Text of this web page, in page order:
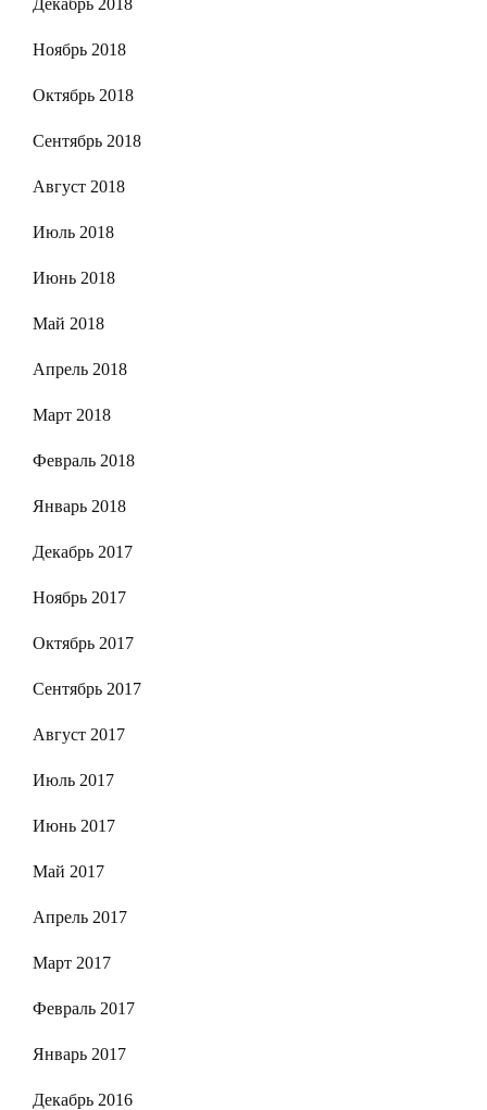
Ноябрь 2018
Октябрь 2018
Сентябрь 2018
Август 2018
Июль 2018
Июнь 2018
Май 2018
Апрель 2018
Март 2018
Февраль 2018
Январь 2018
Декабрь 2017
Ноябрь 2017
Октябрь 2017
Сентябрь 2017
Август 2017
Июль 2017
Июнь 2017
Май 2017
Апрель 2017
Март 2017
Февраль 2017
Январь 2017
Декабрь 2016